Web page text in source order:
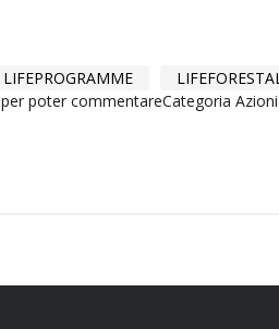
LIFEPROGRAMME
per poter commentareCategoria Azioni